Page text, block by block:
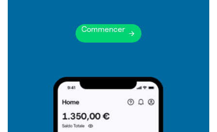
Commencer